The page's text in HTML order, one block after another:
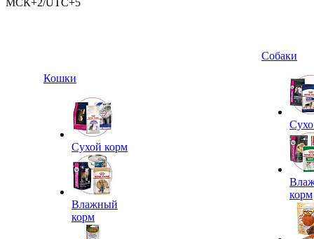
МСК+2/UTC+5
Кошки
Сухой корм
Влажный
корм
Собаки
корм